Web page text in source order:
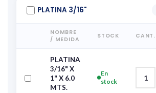
PLATINA 3/16"
NOMBRE
/ MEDIDA
STOCK CANT.
PLATINA
3/16" X
1" X 6.0
MTS.
En
stock